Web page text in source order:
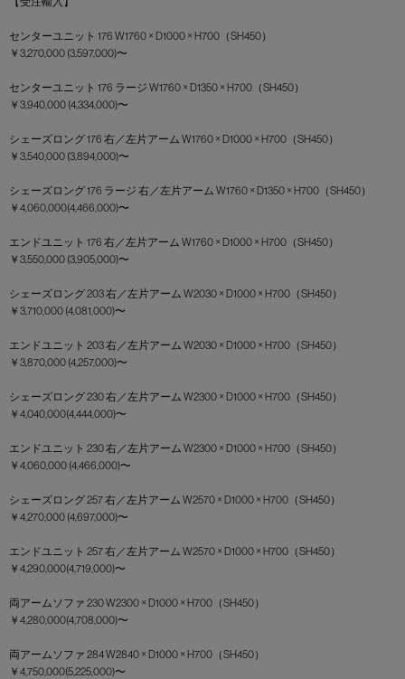
センターユニット 176 W1760 × D1000 × H700（SH450）
￥3,270,000 (3,597,000)〜
センターユニット 176 ラージ W1760 × D1350 × H700（SH450）
￥3,940,000 (4,334,000)〜
シェーズロング 176 右／左片アーム W1760 × D1000 × H700（SH450）
￥3,540,000 (3,894,000)〜
シェーズロング 176 ラージ 右／左片アーム W1760 × D1350 × H700（SH450）
￥4,060,000(4,466,000)〜
エンドユニット 176 右／左片アーム W1760 × D1000 × H700（SH450）
￥3,550,000 (3,905,000)〜
シェーズロング 203 右／左片アーム W2030 × D1000 × H700（SH450）
￥3,710,000 (4,081,000)〜
エンドユニット 203 右／左片アーム W2030 × D1000 × H700（SH450）
￥3,870,000 (4,257,000)〜
シェーズロング 230 右／左片アーム W2300 × D1000 × H700（SH450）
￥4,040,000(4,444,000)〜
エンドユニット 230 右／左片アーム W2300 × D1000 × H700（SH450）
￥4,060,000 (4,466,000)〜
シェーズロング 257 右／左片アーム W2570 × D1000 × H700（SH450）
￥4,270,000 (4,697,000)〜
エンドユニット 257 右／左片アーム W2570 × D1000 × H700（SH450）
￥4,290,000(4,719,000)〜
両アームソファ 230 W2300 × D1000 × H700（SH450）
￥4,280,000(4,708,000)〜
両アームソファ 284 W2840 × D1000 × H700（SH450）
￥4,750,000(5,225,000)〜